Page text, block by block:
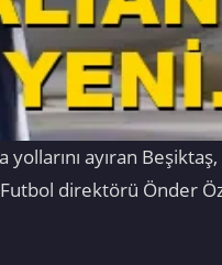
ayıran
Futbol direktörü Önder